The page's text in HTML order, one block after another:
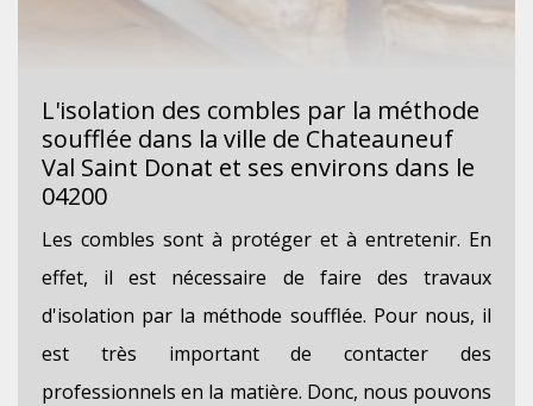
L'isolation des combles par la méthode
soufflée dans la ville de Chateauneuf
Val Saint Donat et ses environs dans le
04200
Les combles sont à protéger et à entretenir. En
effet, il est nécessaire de faire des travaux
d'isolation par la méthode soufflée. Pour nous, il
est très important de contacter des
professionnels en la matière. Donc, nous pouvons